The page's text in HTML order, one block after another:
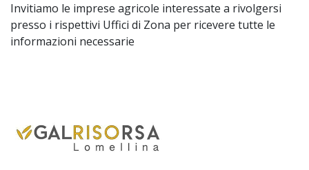
Invitiamo le imprese agricole interessate a rivolgersi
presso i rispettivi Uffici di Zona per ricevere tutte le
informazioni necessarie